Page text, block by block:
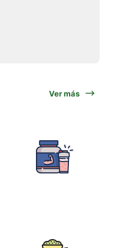
Ver más